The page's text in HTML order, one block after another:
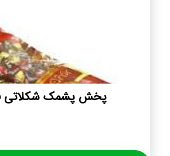
پخش پشمک شکلاتی